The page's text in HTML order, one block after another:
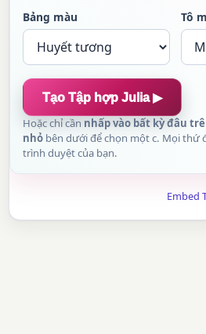
Bảng màu Tô
Tạo Tập hợp Julia ▶
Hoặc chỉ cần nhấp vào bất kỳ đâu
nhỏ bên dưới để chọn một c. Mọi thứ
trình duyệt của bạn.
Embed